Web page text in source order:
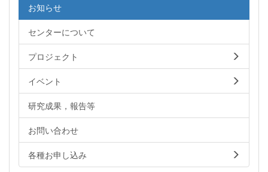
お知らせ
センターについて
プロジェクト
イベント
研究成果，報告等
お問い合わせ
各種お申し込み